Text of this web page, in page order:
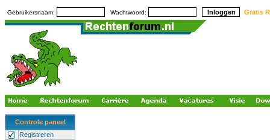
Gebruikersnaam: Wachtwoord: Gratis
Controle paneel
Registreren